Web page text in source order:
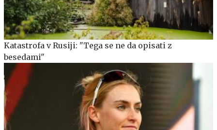
Katastrofa v Rusiji: "Tega se ne da opisati z
besedami"